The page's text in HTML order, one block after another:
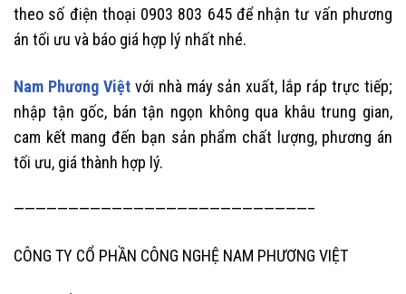
theo số điện thoại 0903 803 645 để nhận tư vấn phương
án tối ưu và báo giá hợp lý nhất nhé.
Nam Phương Việtvới nhà máy sản xuất, lắp ráp trực tiếp;
nhập tận gốc, bán tận ngọn không qua khâu trung gian,
cam kết mang đến bạn sản phẩm chất lượng, phương án
tối ưu, giá thành hợp lý.
———————————————————————————–
CÔNG TY CỔ PHẦN CÔNG NGHỆ NAM PHƯƠNG VIỆT